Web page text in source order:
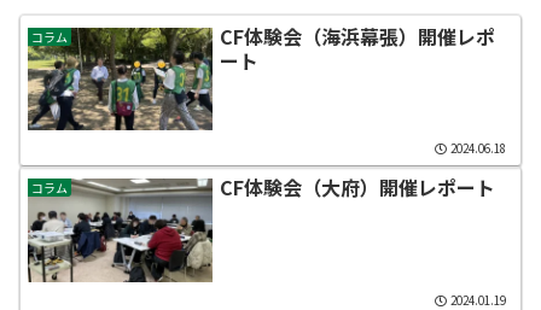
コラム
CF体験会（海浜幕張）開催レポ
ート
2024.06.18
コラム CF体験会（大府）開催レポート
2024.01.19